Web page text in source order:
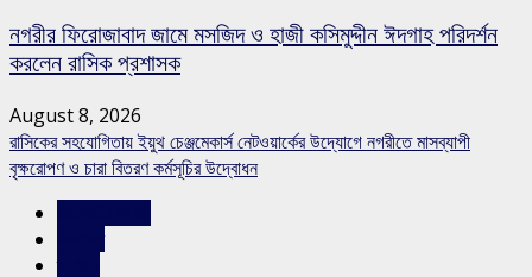
নগরীর ফিরোজাবাদ জামে মসজিদ ও হাজী কসিমুদ্দীন ঈদগাহ পরিদর্শন
করলেন রাসিক প্রশাসক
August 8, 2026
রাসিকের সহযোগিতায় ইয়ুথ চেঞ্জমেকার্স নেটওয়ার্কের উদ্যোগে নগরীতে মাসব্যাপী
বৃক্ষরোপণ ও চারা বিতরণ কর্মসূচির উদ্বোধন